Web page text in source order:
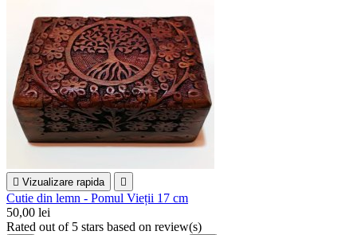
 Vizualizare rapida 
Cutie din lemn - Pomul Vieții 17 cm
50,00 lei
Rated out of 5 stars based on review(s)